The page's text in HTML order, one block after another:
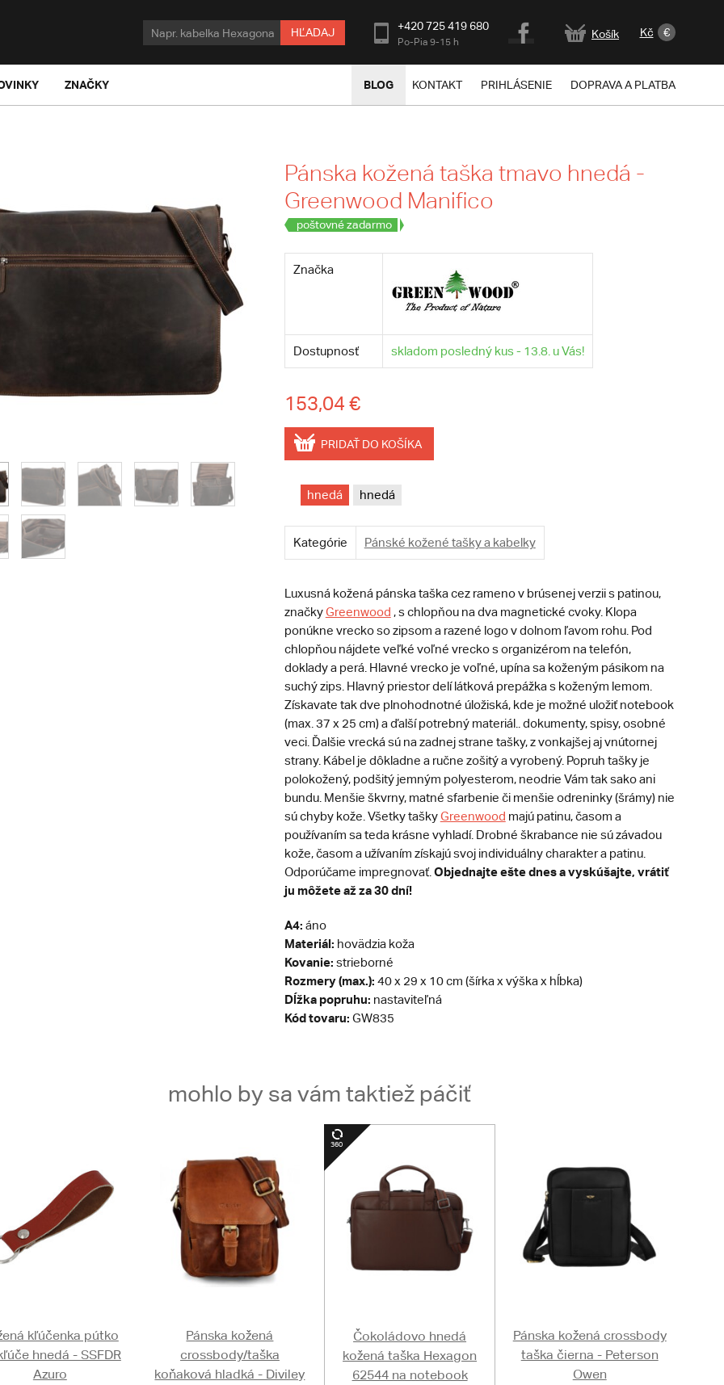
HĽADAJ +420 725 419 680
Po-Pia 9-15 h
Košík Kč €
ZNAČKY BLOG KONTAKT PRIHLÁSENIE DOPRAVA A PLATBA
Pánska kožená taška tmavo hnedá -
Greenwood Manifico
poštovné zadarmo
Značka
Dostupnosť skladom posledný kus - 13.8. u Vás!
153,04 €
PRIDAŤ DO KOŠÍKA
hnedá hnedá
Kategórie Pánské kožené tašky a kabelky
Luxusná kožená pánska taška cez rameno v brúsenej verzii s patinou,
značkyGreenwood , s chlopňou na dva magnetické cvoky. Klopa
ponúkne vrecko so zipsom a razené logo v dolnom ľavom rohu. Pod
chlopňou nájdete veľké voľné vrecko s organizérom na telefón,
doklady a perá. Hlavné vrecko je voľné, upína sa koženým pásikom na
suchý zips. Hlavný priestor delí látková prepážka s koženým lemom.
Získavate tak dve plnohodnotné úložiská, kde je možné uložiť notebook
(max. 37 x 25 cm) a ďalší potrebný materiál.. dokumenty, spisy, osobné
veci. Ďalšie vrecká sú na zadnej strane tašky, z vonkajšej aj vnútornej
strany. Kábel je dôkladne a ručne zošitý a vyrobený. Popruh tašky je
polokožený, podšitý jemným polyesterom, neodrie Vám tak sako ani
bundu. Menšie škvrny, matné sfarbenie či menšie odreninky (šrámy) nie
sú chyby kože. Všetky taškyGreenwood majú patinu, časom a
používaním sa teda krásne vyhladí. Drobné škrabance nie sú závadou
kože, časom a užívaním získajú svoj individuálny charakter a patinu.
Odporúčame impregnovať. Objednajte ešte dnes a vyskúšajte, vrátiť
ju môžete až za 30 dní!
A4: áno
Materiál: hovädzia koža
Kovanie: strieborné
Rozmery (max.): 40 x 29 x 10 cm (šírka x výška x hĺbka)
Dĺžka popruhu: nastaviteľná
Kód tovaru: GW835
mohlo by sa vám taktiež páčiť
kľúčenka pútko
hnedá - SSFDR
Azuro
Pánska kožená
crossbody/taška
koňaková hladká - Diviley
Čokoládovo hnedá
kožená taška Hexagon
62544 na notebook
Pánska kožená crossbody
taška čierna - Peterson
Owen